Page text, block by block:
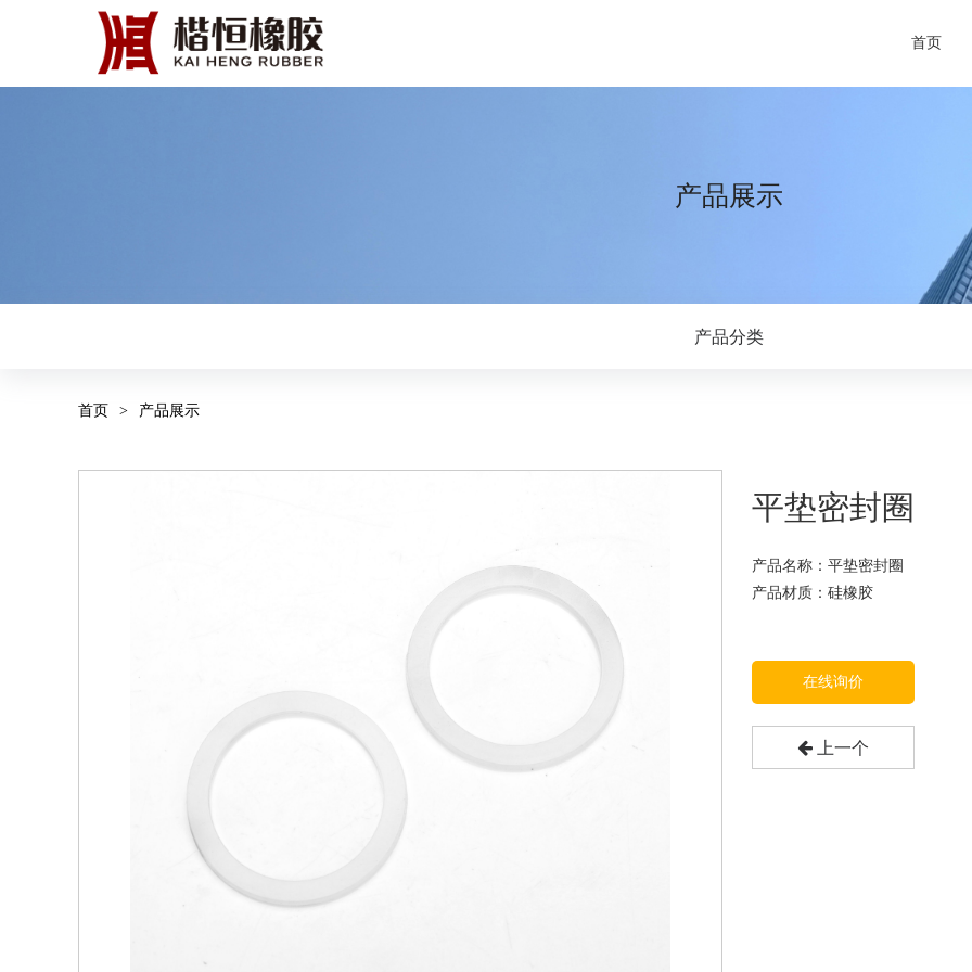
首页
产品展示
产品分类
首页 > 产品展示
平垫密封圈
产品名称：平垫密封圈
产品材质：硅橡胶
在线询价
上一个